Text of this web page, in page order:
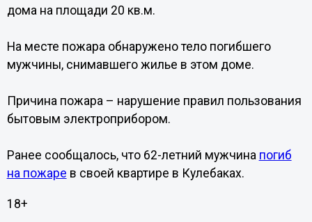
дома на площади 20 кв.м.
На месте пожара обнаружено тело погибшего
мужчины, снимавшего жилье в этом доме.
Причина пожара – нарушение правил пользования
бытовым электроприбором.
Ранее сообщалось, что 62-летний мужчина погиб
на пожаре в своей квартире в Кулебаках.
18+